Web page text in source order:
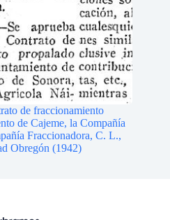
de fraccionamiento
de Cajeme, la Compañía
Fraccionadora, C. L.,
Obregón (1942)